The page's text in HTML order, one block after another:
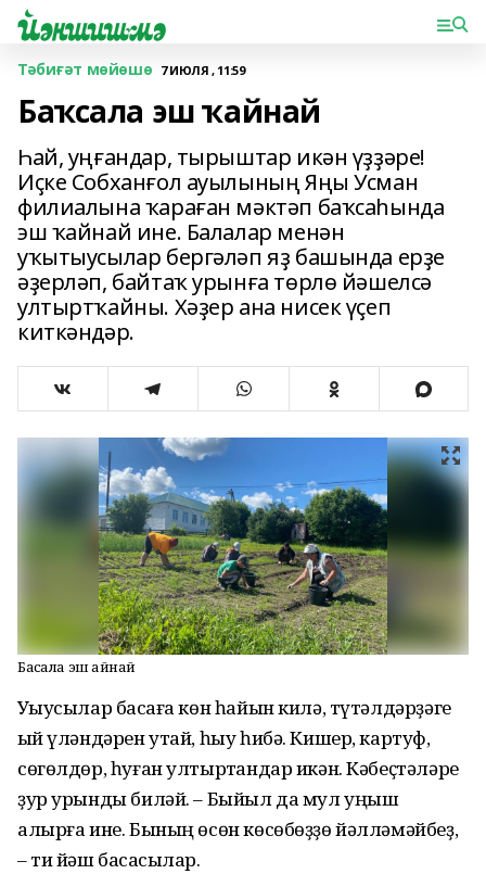
Тәбиғәт мөйөшө 7 ИЮЛЯ , 11:59
Баҡсала эш ҡайнай
Һай, уңғандар, тырыштар икән үҙҙәре!
Иҫке Собханғол ауылының Яңы Усман
филиалына ҡараған мәктәп баҡсаһында
эш ҡайнай ине. Балалар менән
уҡытыусылар бергәләп яҙ башында ерҙе
әҙерләп, байтаҡ урынға төрлө йәшелсә
ултыртҡайны. Хәҙер ана нисек үҫеп
киткәндәр.
Баҡсала эш ҡайнай
Уҡыусылар баҡсаға көн һайын килә, түтәлдәрҙәге
ҡый үләндәрен утай, һыу һибә. Кишер, картуф,
сөгөлдөр, һуған ултыртҡандар икән. Кәбеҫтәләре
ҙур урынды биләй. – Быйыл да мул уңыш
алырға ине. Бының өсөн көсөбөҙҙө йәлләмәйбеҙ,
– ти йәш баҡсасылар.